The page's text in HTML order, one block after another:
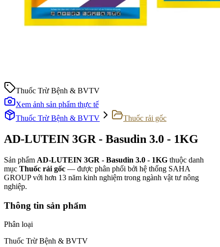
Thuốc Trừ Bệnh & BVTV
Xem ảnh sản phẩm thực tế
Thuốc Trừ Bệnh & BVTV
Thuốc rải gốc
AD-LUTEIN 3GR - Basudin 3.0 - 1KG
Sản phẩm AD-LUTEIN 3GR - Basudin 3.0 - 1KG thuộc danh
mục Thuốc rải gốc — được phân phối bởi hệ thống SAHA
GROUP với hơn 13 năm kinh nghiệm trong ngành vật tư nông
nghiệp.
Thông tin sản phẩm
Phân loại
Thuốc Trừ Bệnh & BVTV